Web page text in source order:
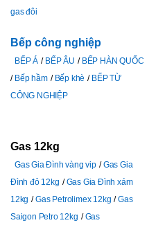
gas đôi
Bếp công nghiệp
BẾP Á BẾP ÂU
BẾP HÀN QUỐC
Bếp hầm
Bếp khè
BẾP TỪ
CÔNG NGHIỆP
Gas 12kg
Gas Gia Đình vàng vip
Gas Gia
Đình đỏ 12kg
Gas Gia Đình xám
12kg
Gas Petrolimex 12kg
Gas
Saigon Petro 12kg
Gas